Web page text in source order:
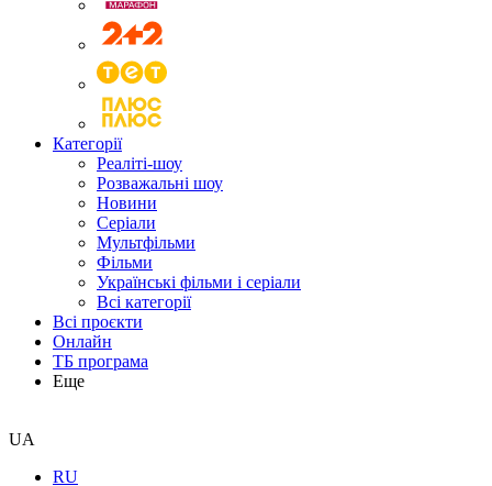
Категорії
Реаліті-шоу
Розважальні шоу
Новини
Серіали
Мультфільми
Фільми
Українські фільми і серіали
Всі категорії
Всі проєкти
Онлайн
ТБ програма
Еще
UA
RU